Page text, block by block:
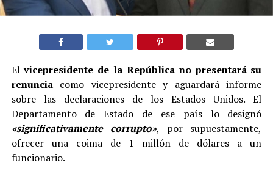
Elvicepresidente de la República no presentará su
renunciacomo vicepresidente y aguardará informe
sobre las declaraciones de los Estados Unidos. El
Departamento de Estado de ese país lo designó
«significativamente corrupto», por supuestamente,
ofrecer una coima de 1 millón de dólares a un
funcionario.